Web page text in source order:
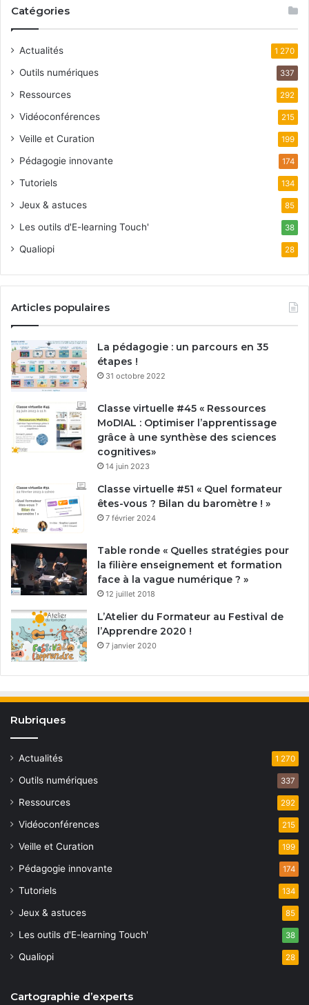
Catégories
Actualités 1 270
Outils numériques 337
Ressources 292
Vidéoconférences 215
Veille et Curation 199
Pédagogie innovante 174
Tutoriels 134
Jeux & astuces 85
Les outils d'E-learning Touch' 38
Qualiopi 28
Articles populaires
La pédagogie : un parcours en 35
étapes !
31 octobre 2022
Classe virtuelle #45 « Ressources
MoDIAL : Optimiser l’apprentissage
grâce à une synthèse des sciences
cognitives»
14 juin 2023
Classe virtuelle #51 « Quel formateur
êtes-vous ? Bilan du baromètre ! »
7 février 2024
Table ronde « Quelles stratégies pour
la filière enseignement et formation
face à la vague numérique ? »
12 juillet 2018
L’Atelier du Formateur au Festival de
l’Apprendre 2020 !
7 janvier 2020
Rubriques
Actualités 1 270
Outils numériques 337
Ressources 292
Vidéoconférences 215
Veille et Curation 199
Pédagogie innovante 174
Tutoriels 134
Jeux & astuces 85
Les outils d'E-learning Touch' 38
Qualiopi 28
Cartographie d’experts